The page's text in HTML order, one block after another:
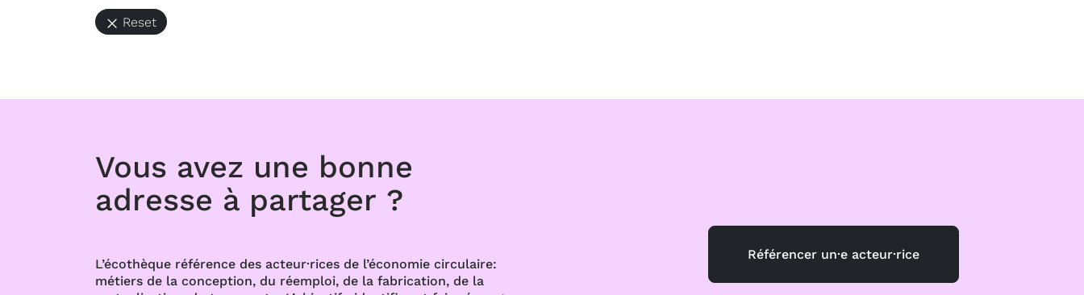
Reset
Vous avez une bonne
adresse à partager ?
L’écothèque référence des acteur·rices de l’économie circulaire:
métiers de la conception, du réemploi, de la fabrication, de la
Référencer un·e acteur·rice